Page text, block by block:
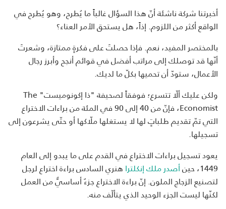
أخبرتنا شركة ناشئة أنّ هذا السؤال غالباً ما يُطرح، وهو يُطرح في
الواقع أكثر من اللزوم. إذاً، هل يستحق الأمر العناء؟
بالمختصر المفيد، نعم. فإذا حصلتَ على فكرةٍ ممتازة، وشعرتَ
أنّها قد توصلك إلى مراتب أفضل في قوائم أنجح وأبرز رجال
الأعمال، ستودّ أن تحميها بكلّ ما لديك.
ولكن عليك ألّا تتسرع؛ فوفقاً لصحيفة "ذا إكونوميست" The
Economist، فإنّ من 40 إلى 90 في المئة من براءات الاختراع
التي تمّ تقديم طلباتٍ لها لا يستغلها ملّاكها أو حتّى يشرعون إلى
تسجيلها.
يعود تسجيل براءات الاختراع في القدم على ما يبدو إلى العام
1449، حين
أصدر ملك إنكلتراهنري السادس براءة اختراع لرجل
لتصنيع الزجاج الملون. إنّ براءة الاختراع جزءٌ أساسيٌّ من العمل
لكنّها ليست الجزء الوحيد الذي يتألّف منه.